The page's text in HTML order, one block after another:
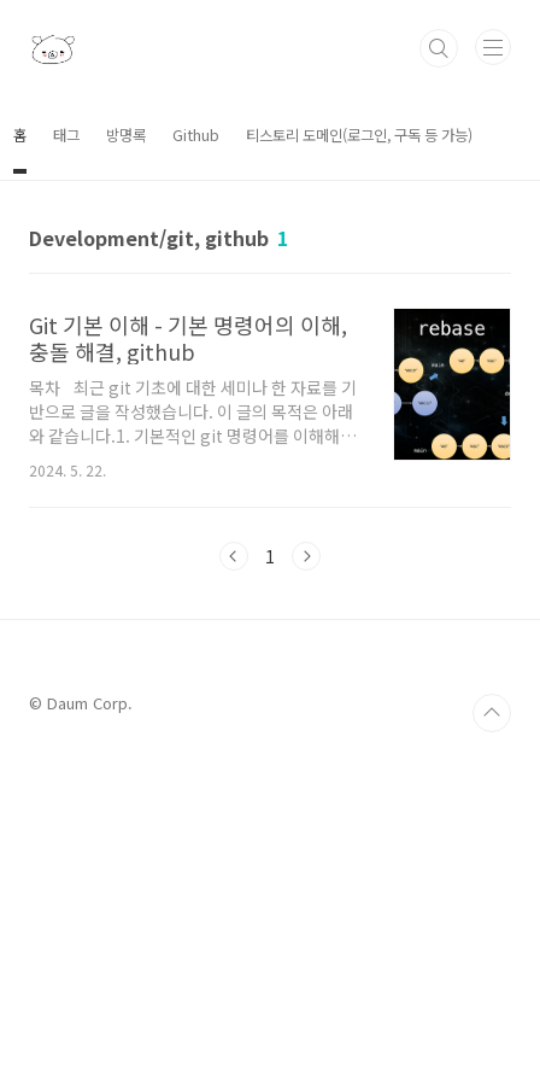
홈 태그 방명록 Github 티스토리 도메인(로그인, 구독 등 가능)
Development/git, github 1
Git 기본 이해 - 기본 명령어의 이해,
충돌 해결, github
목차 최근 git 기초에 대한 세미나 한 자료를 기
반으로 글을 작성했습니다. 이 글의 목적은 아래
와 같습니다.1. 기본적인 git 명령어를 이해해서
IDE가 달라지더라도 동일하게 사용할 수 있도록
하는 것2. 현재 git을 사용해 개발중인 상황에서
설명은 리눅스에서 CLI 환경에서 git을 사용했습
본 명령어 외 세부적인 옵션들은 작성하지 않았..
2024. 5. 22.
1
© Daum Corp.